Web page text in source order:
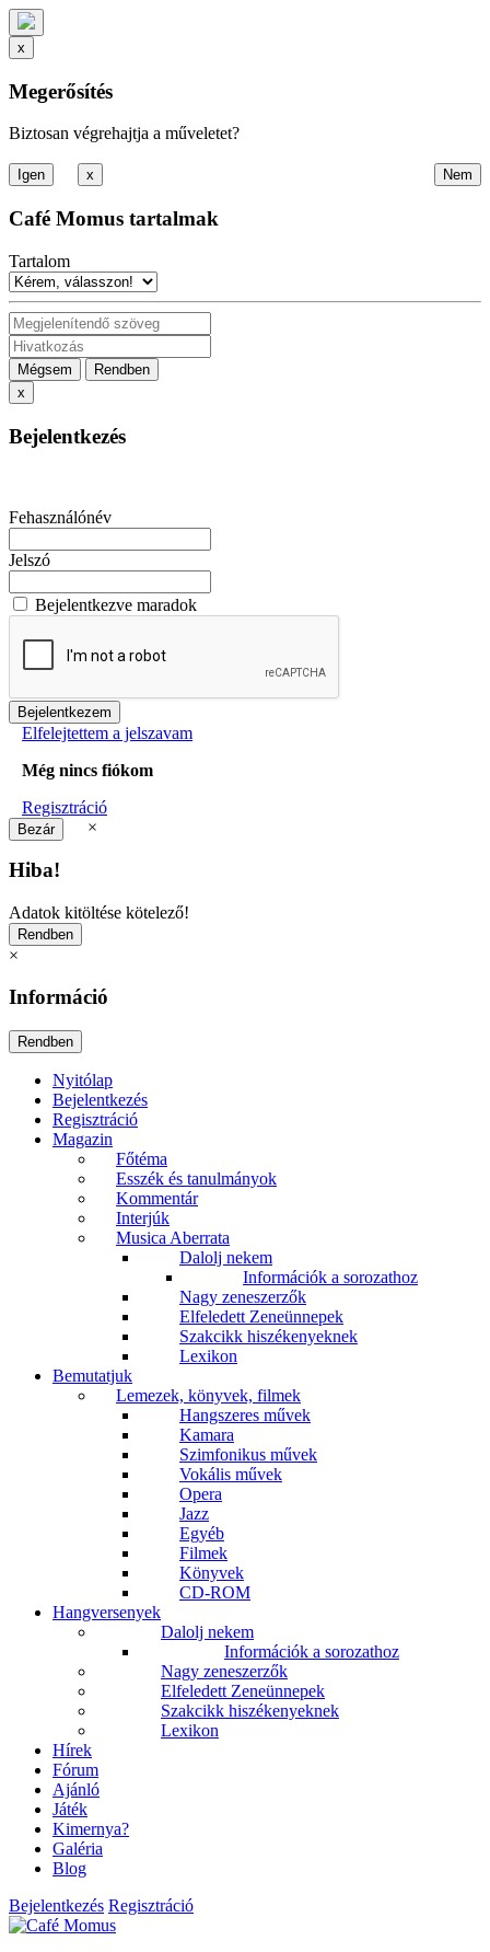
x
Megerősítés
Biztosan végrehajtja a műveletet?
x
Café Momus tartalmak
Tartalom
Mégsem
Rendben
x
Bejelentkezés
Fehasználónév
Jelszó
Bejelentkezve maradok
Elfelejtettem a jelszavam
Még nincs fiókom
Regisztráció
×
Hiba!
Adatok kitöltése kötelező!
×
Információ
Nyitólap
Bejelentkezés
Regisztráció
Magazin
Főtéma
Esszék és tanulmányok
Kommentár
Interjúk
Musica Aberrata
Dalolj nekem
Információk a sorozathoz
Nagy zeneszerzők
Elfeledett Zeneünnepek
Szakcikk hiszékenyeknek
Lexikon
Bemutatjuk
Lemezek, könyvek, filmek
Hangszeres művek
Kamara
Szimfonikus művek
Vokális művek
Opera
Jazz
Egyéb
Filmek
Könyvek
CD-ROM
Hangversenyek
Dalolj nekem
Információk a sorozathoz
Nagy zeneszerzők
Elfeledett Zeneünnepek
Szakcikk hiszékenyeknek
Lexikon
Hírek
Fórum
Ajánló
Játék
Kimernya?
Galéria
Blog
Bejelentkezés Regisztráció